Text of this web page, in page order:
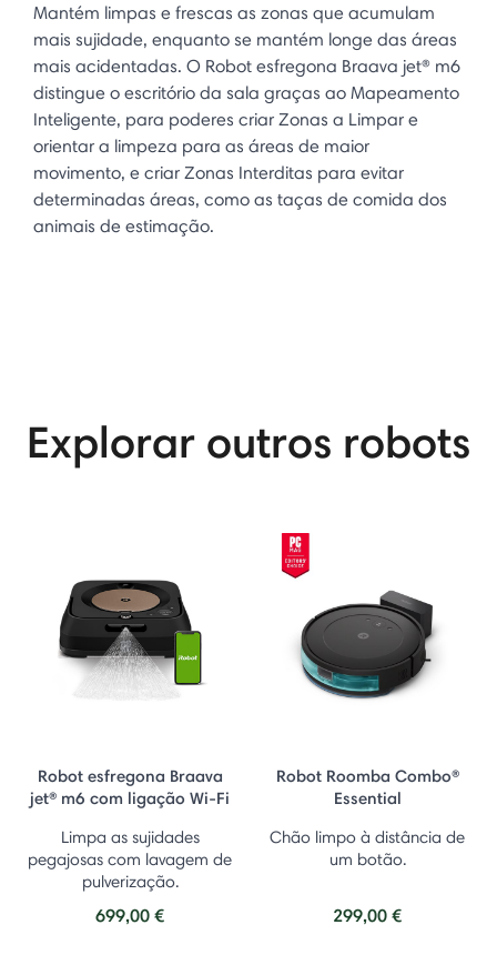
Mantém limpas e frescas as zonas que acumulam
mais sujidade, enquanto se mantém longe das áreas
mais acidentadas. O Robot esfregona Braava jet® m6
distingue o escritório da sala graças ao Mapeamento
Inteligente, para poderes criar Zonas a Limpar e
orientar a limpeza para as áreas de maior
movimento, e criar Zonas Interditas para evitar
determinadas áreas, como as taças de comida dos
animais de estimação.
Explorar outros robots
Robot esfregona Braava
jet® m6 com ligação Wi-Fi
Limpa as sujidades
pegajosas com lavagem de
pulverização.
699,00 €
Robot Roomba Combo®
Essential
Chão limpo à distância de
um botão.
299,00 €